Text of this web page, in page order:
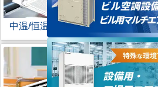
中温/恒温用エアコン 農